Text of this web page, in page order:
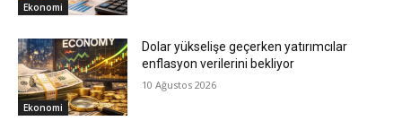
Ekonomi
Ekonomi
Dolar yükselişe geçerken yatırımcılar
enflasyon verilerini bekliyor
10 Ağustos 2026